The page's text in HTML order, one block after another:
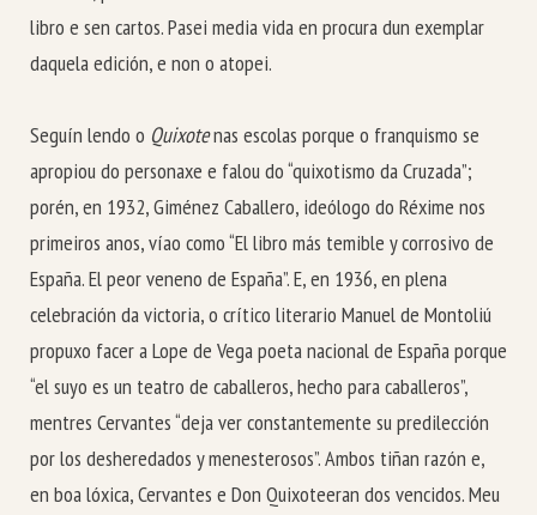
libro e sen cartos. Pasei media vida en procura dun exemplar
daquela edición, e non o atopei.
Seguín lendo o Quixotenas escolas porque o franquismo se
apropiou do personaxe e falou do “quixotismo da Cruzada”;
porén, en 1932, Giménez Caballero, ideólogo do Réxime nos
primeiros anos, víao como “El libro más temible y corrosivo de
España. El peor veneno de España”. E, en 1936, en plena
celebración da victoria, o crítico literario Manuel de Montoliú
propuxo facer a Lope de Vega poeta nacional de España porque
“el suyo es un teatro de caballeros, hecho para caballeros”,
mentres Cervantes “deja ver constantemente su predilección
por los desheredados y menesterosos”. Ambos tiñan razón e,
en boa lóxica, Cervantes e Don Quixoteeran dos vencidos. Meu